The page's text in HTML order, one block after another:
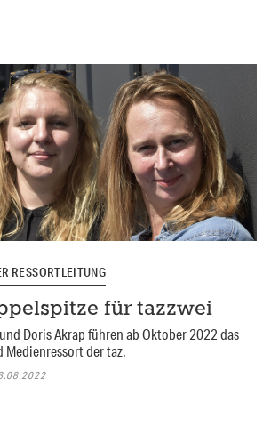
RESSORTLEITUNG
für tazzwei
Doris Akrap führen ab Oktober 2022 das
Medienressort der taz.